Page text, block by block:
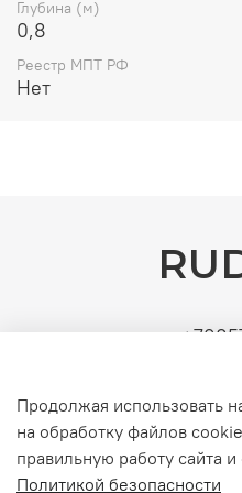
Сертификат 80 PLUS
Количество блоков питания
Глубина (м)
0,8
Реестр МПТ РФ
Нет
УСН (без НДС).
серверного и
Продолжая использовать
на обработку файлов
правильную работу сайта
Политикой безопасности